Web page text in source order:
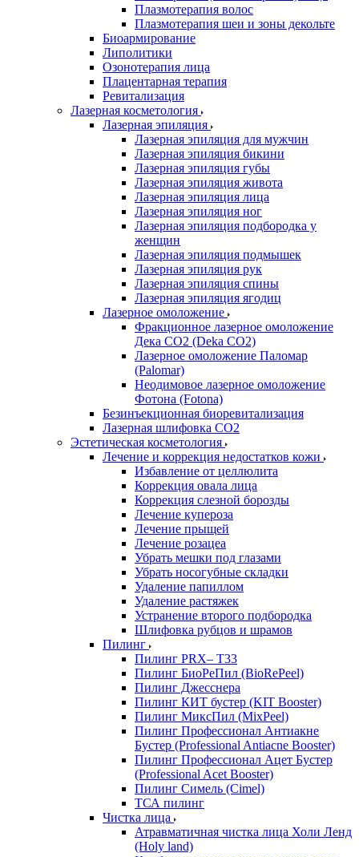
Плазмотерапия волос
Плазмотерапия шеи и зоны декольте
Биоармирование
Липолитики
Озонотерапия лица
Плацентарная терапия
Ревитализация
Лазерная косметология
Лазерная эпиляция
Лазерная эпиляция для мужчин
Лазерная эпиляция бикини
Лазерная эпиляция губы
Лазерная эпиляция живота
Лазерная эпиляция лица
Лазерная эпиляция ног
Лазерная эпиляция подбородка у
женщин
Лазерная эпиляция подмышек
Лазерная эпиляция рук
Лазерная эпиляция спины
Лазерная эпиляция ягодиц
Лазерное омоложение
Фракционное лазерное омоложение
Дека СО2 (Deka CO2)
Лазерное омоложение Паломар
(Palomar)
Неодимовое лазерное омоложение
Фотона (Fotona)
Безинъекционная биоревитализация
Лазерная шлифовка СО2
Эстетическая косметология
Лечение и коррекция недостатков кожи
Избавление от целлюлита
Коррекция овала лица
Коррекция слезной борозды
Лечение купероза
Лечение прыщей
Лечение розацеа
Убрать мешки под глазами
Убрать носогубные складки
Удаление папиллом
Удаление растяжек
Устранение второго подбородка
Шлифовка рубцов и шрамов
Пилинг
Пилинг PRX– T33
Пилинг БиоРеПил (BioRePeel)
Пилинг Джесснера
Пилинг КИТ бустер (KIT Booster)
Пилинг МиксПил (MixPeel)
Пилинг Профессионал Антиакне
Бустер (Professional Antiacne Вooster)
Пилинг Профессионал Ацет Бустер
(Professional Acet Booster)
Пилинг Симель (Cimel)
ТСА пилинг
Чистка лица
Атравматичная чистка лица Холи Ленд
(Holy land)